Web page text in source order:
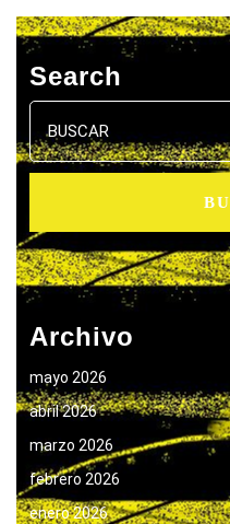
Search
Buscar:
Archivo
mayo 2026
abril 2026
marzo 2026
febrero 2026
enero 2026